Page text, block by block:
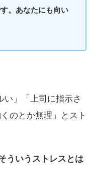
。あなたにも向い
い」「上司に指示さ
のとか無理」とスト
ういうストレスとは